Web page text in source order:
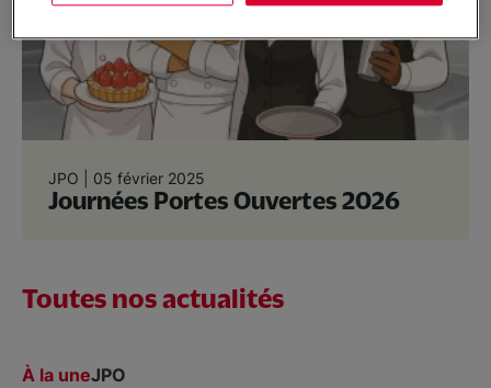
Promesse d'embauche
Contact & inscriptions
JPO | 05 février 2025
Journées Portes Ouvertes 2026
Toutes nos actualités
À la uneJPO